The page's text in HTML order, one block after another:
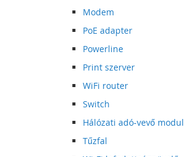
Modem
PoE adapter
Powerline
Print szerver
WiFi router
Switch
Hálózati adó-vevő modul
Tűzfal